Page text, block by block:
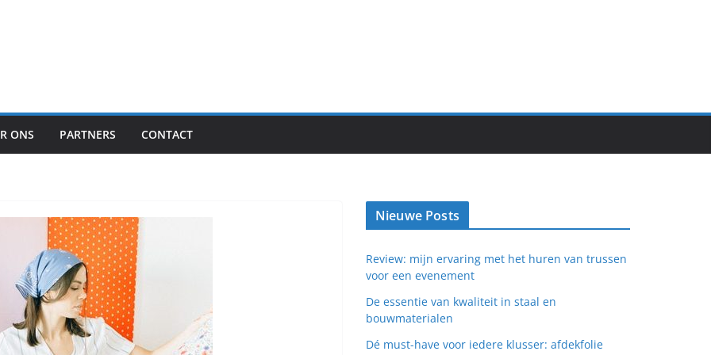
ONS PARTNERS CONTACT
Nieuwe Posts
Review: mijn ervaring met het huren van trussen
voor een evenement
De essentie van kwaliteit in staal en
bouwmaterialen
Dé must-have voor iedere klusser: afdekfolie